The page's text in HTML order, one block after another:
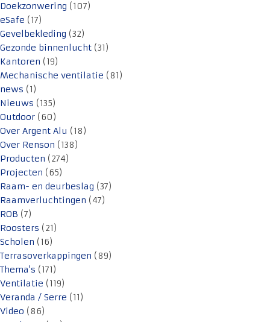
Doekzonwering (107)
eSafe (17)
Gevelbekleding (32)
Gezonde binnenlucht (31)
Kantoren (19)
Mechanische ventilatie (81)
news (1)
Nieuws (135)
Outdoor (60)
Over Argent Alu (18)
Over Renson (138)
Producten (274)
Projecten (65)
Raam- en deurbeslag (37)
Raamverluchtingen (47)
ROB (7)
Roosters (21)
Scholen (16)
Terrasoverkappingen (89)
Thema's (171)
Ventilatie (119)
Veranda / Serre (11)
Video (86)